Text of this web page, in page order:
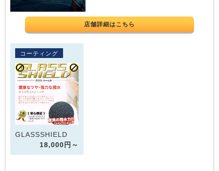
店舗詳細はこちら
コーティング
GLASSSHIELD
18,000円～